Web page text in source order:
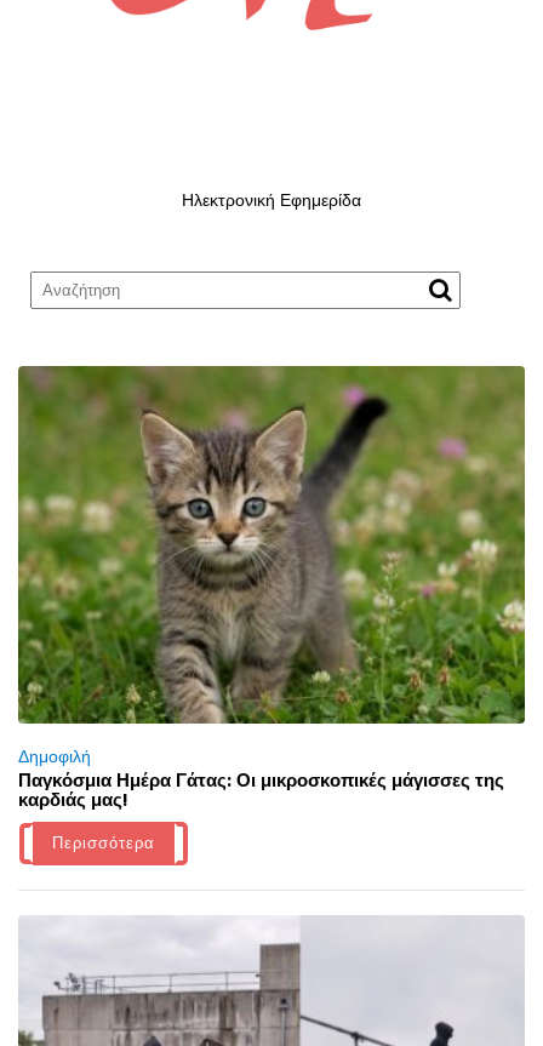
Ηλεκτρονική Εφημερίδα
Δημοφιλή
Παγκόσμια Ημέρα Γάτας: Οι μικροσκοπικές μάγισσες της
καρδιάς μας!
Περισσότερα